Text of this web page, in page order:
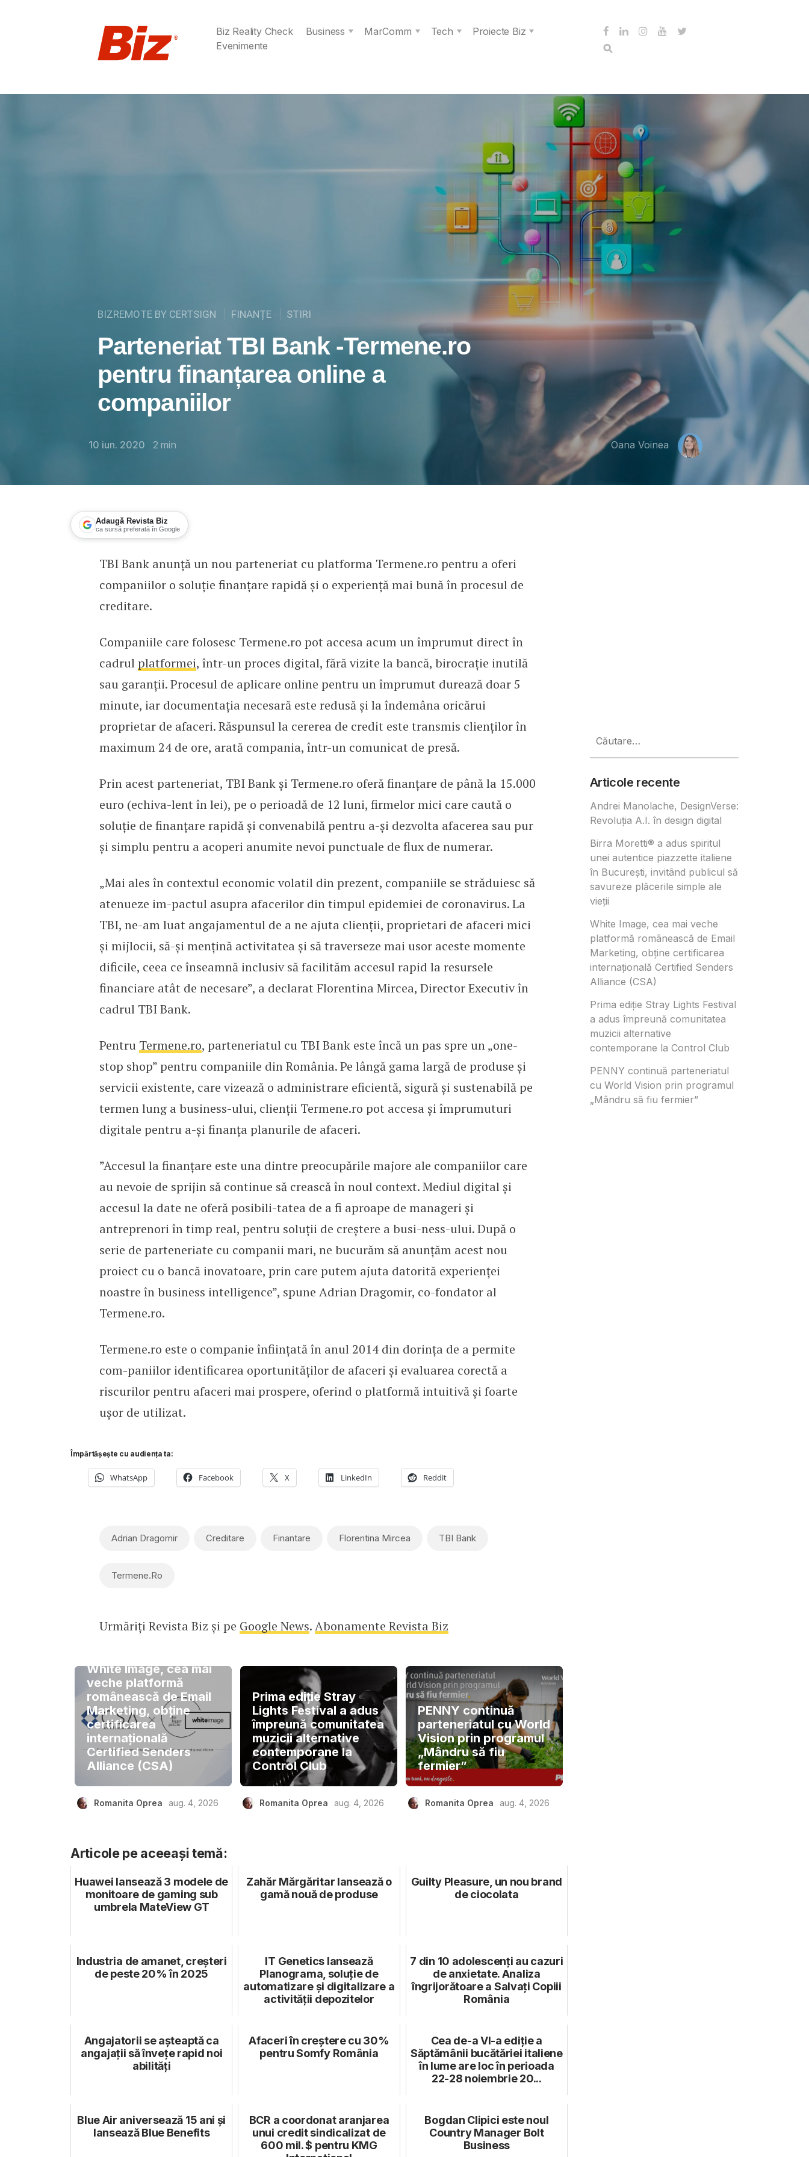
Biz Reality Check Business MarComm Tech
Proiecte Biz
Evenimente
BIZREMOTE BY CERTSIGN FINANȚE STIRI
Parteneriat TBI Bank -Termene.ro
pentru finanțarea online a
companiilor
10 iun. 2020 2 min Oana Voinea
Adaugă Revista Biz
ca sursă preferată în Google
Parteneriat TBI Bank -Termene.ro pentru finanțarea online a companiilor
TBI Bank anunță un nou parteneriat cu platforma Termene.ro pentru a oferi
companiilor o soluție finanțare rapidă și o experiență mai bună în procesul de
creditare.
Companiile care folosesc Termene.ro pot accesa acum un împrumut direct în
cadrulplatformei, într-un proces digital, fără vizite la bancă, birocrație inutilă
sau garanții. Procesul de aplicare online pentru un împrumut durează doar 5
minute, iar documentația necesară este redusă și la îndemâna oricărui
proprietar de afaceri. Răspunsul la cererea de credit este transmis clienților în
maximum 24 de ore, arată compania, într-un comunicat de presă.
Prin acest parteneriat, TBI Bank și Termene.ro oferă finanțare de până la 15.000
euro (echiva-lent în lei), pe o perioadă de 12 luni, firmelor mici care caută o
soluție de finanțare rapidă și convenabilă pentru a-și dezvolta afacerea sau pur
și simplu pentru a acoperi anumite nevoi punctuale de flux de numerar.
„Mai ales în contextul economic volatil din prezent, companiile se străduiesc să
atenueze im-pactul asupra afacerilor din timpul epidemiei de coronavirus. La
TBI, ne-am luat angajamentul de a ne ajuta clienții, proprietari de afaceri mici
și mijlocii, să-și mențină activitatea și să traverseze mai usor aceste momente
dificile, ceea ce înseamnă inclusiv să facilităm accesul rapid la resursele
financiare atât de necesare”, a declarat Florentina Mircea, Director Executiv în
cadrul TBI Bank.
Pentru Termene.ro, parteneriatul cu TBI Bank este încă un pas spre un „one-
stop shop” pentru companiile din România. Pe lângă gama largă de produse și
servicii existente, care vizează o administrare eficientă, sigură și sustenabilă pe
termen lung a business-ului, clienții Termene.ro pot accesa și împrumuturi
digitale pentru a-și finanța planurile de afaceri.
”Accesul la finanțare este una dintre preocupările majore ale companiilor care
au nevoie de sprijin să continue să crească în noul context. Mediul digital și
accesul la date ne oferă posibili-tatea de a fi aproape de manageri și
antreprenori în timp real, pentru soluții de creștere a busi-ness-ului. După o
serie de parteneriate cu companii mari, ne bucurăm să anunțăm acest nou
proiect cu o bancă inovatoare, prin care putem ajuta datorită experienței
noastre în business intelligence”, spune Adrian Dragomir, co-fondator al
Termene.ro.
Termene.ro este o companie înființată în anul 2014 din dorința de a permite
com-paniilor identificarea oportunităților de afaceri și evaluarea corectă a
riscurilor pentru afaceri mai prospere, oferind o platformă intuitivă și foarte
ușor de utilizat.
Împărtășește cu audiența ta:
WhatsApp Facebook X LinkedIn Reddit
Adrian Dragomir Creditare Finantare Florentina Mircea TBI Bank
Termene.ro
Urmăriți Revista Biz și pe Google News.Abonamente Revista Biz
White Image, cea mai
veche platformă
românească de Email
Marketing, obține
certificarea
internațională
Certified Senders
Alliance (CSA)
Romanita Oprea aug. 4, 2026
Prima ediție Stray
Lights Festival a adus
împreună comunitatea
muzicii alternative
contemporane la
Control Club
Romanita Oprea aug. 4, 2026
PENNY continuă
parteneriatul cu World
Vision prin programul
„Mândru să fiu
fermier”
Romanita Oprea aug. 4, 2026
Articole pe aceeași temă:
Huawei lansează 3 modele de
monitoare de gaming sub
umbrela MateView GT
Zahăr Mărgăritar lansează o
gamă nouă de produse
Guilty Pleasure, un nou brand
de ciocolata
Industria de amanet, creșteri
de peste 20% în 2025
IT Genetics lansează
Planograma, soluție de
automatizare și digitalizare a
activității depozitelor
7 din 10 adolescenți au cazuri
de anxietate. Analiza
îngrijorătoare a Salvați Copiii
România
Angajatorii se așteaptă ca
angajații să învețe rapid noi
abilități
Afaceri în creștere cu 30%
pentru Somfy România
Cea de-a VI-a ediţie a
Săptămânii bucătăriei italiene
în lume are loc în perioada
22-28 noiembrie 20...
Blue Air aniversează 15 ani și
lansează Blue Benefits
BCR a coordonat aranjarea
unui credit sindicalizat de
600 mil. $ pentru KMG
Bogdan Clipici este noul
Country Manager Bolt
Business
după:
Articole recente
Andrei Manolache, DesignVerse:
Revoluția A.I. în design digital
Birra Moretti® a adus spiritul
unei autentice piazzette italiene
în București, invitând publicul să
savureze plăcerile simple ale
vieții
White Image, cea mai veche
platformă românească de Email
Marketing, obține certificarea
internațională Certified Senders
Alliance (CSA)
Prima ediție Stray Lights Festival
a adus împreună comunitatea
muzicii alternative
contemporane la Control Club
PENNY continuă parteneriatul
cu World Vision prin programul
„Mândru să fiu fermier”